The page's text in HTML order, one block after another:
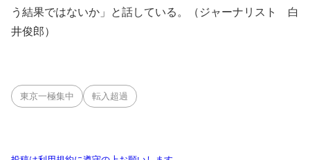
う結果ではないか」と話している。（ジャーナリスト 白
井俊郎）
東京一極集中 転入超過